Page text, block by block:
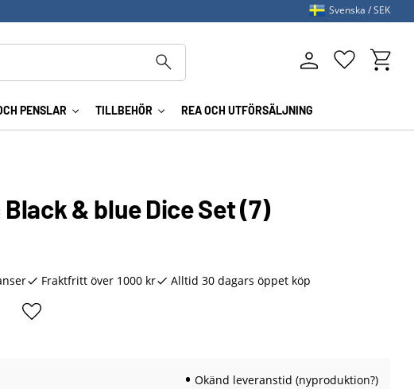
PENSLAR TILLBEHÖR REA OCH UTFÖRSÄLJNING
Favoriter
Svenska SEK
& blue Dice Set (7)
Lägg till i favoriter
Fraktfritt över 1000 kr Alltid 30 dagars öppet köp
Okänd leveranstid (nyproduktion?)